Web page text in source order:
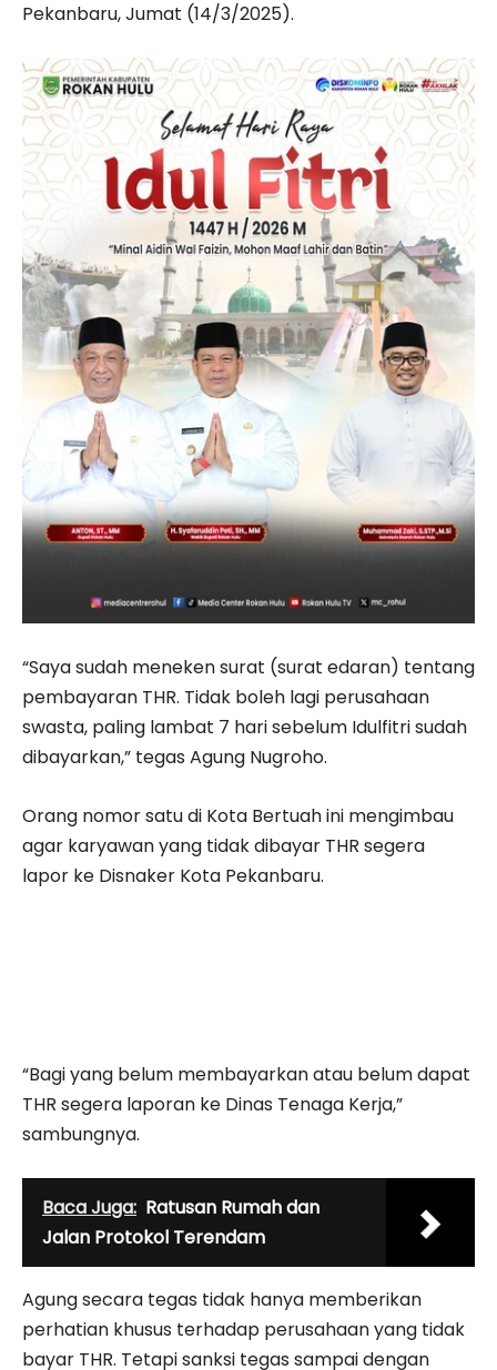
Pekanbaru, Jumat (14/3/2025).
“Saya sudah meneken surat (surat edaran) tentang
pembayaran THR. Tidak boleh lagi perusahaan
swasta, paling lambat 7 hari sebelum Idulfitri sudah
dibayarkan,” tegas Agung Nugroho.
Orang nomor satu di Kota Bertuah ini mengimbau
agar karyawan yang tidak dibayar THR segera
lapor ke Disnaker Kota Pekanbaru.
“Bagi yang belum membayarkan atau belum dapat
THR segera laporan ke Dinas Tenaga Kerja,”
sambungnya.
Baca Juga: Ratusan Rumah dan
Jalan Protokol Terendam
Agung secara tegas tidak hanya memberikan
perhatian khusus terhadap perusahaan yang tidak
bayar THR. Tetapi sanksi tegas sampai dengan